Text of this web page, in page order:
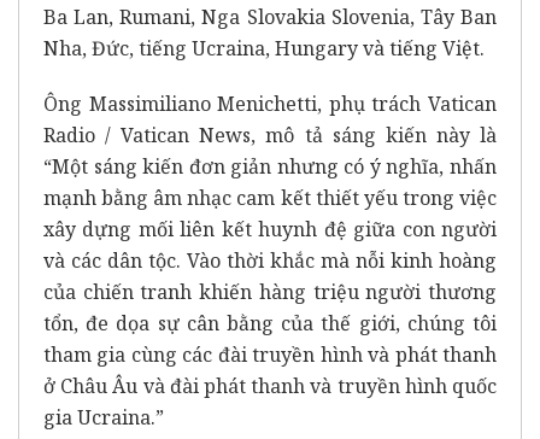
Ba Lan, Rumani, Nga Slovakia Slovenia, Tây Ban
Nha, Đức, tiếng Ucraina, Hungary và tiếng Việt.
Ông Massimiliano Menichetti, phụ trách Vatican
Radio / Vatican News, mô tả sáng kiến này là
“Một sáng kiến đơn giản nhưng có ý nghĩa, nhấn
mạnh bằng âm nhạc cam kết thiết yếu trong việc
xây dựng mối liên kết huynh đệ giữa con người
và các dân tộc. Vào thời khắc mà nỗi kinh hoàng
của chiến tranh khiến hàng triệu người thương
tổn, đe dọa sự cân bằng của thế giới, chúng tôi
tham gia cùng các đài truyền hình và phát thanh
ở Châu Âu và đài phát thanh và truyền hình quốc
gia Ucraina.”